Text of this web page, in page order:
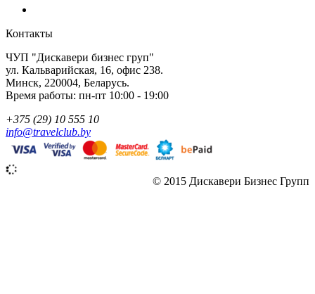
Контакты
ЧУП "Дискавери бизнес груп"
ул. Кальварийская, 16, офис 238.
Минск, 220004, Беларусь.
Время работы: пн-пт 10:00 - 19:00
+375 (29) 10 555 10
info@travelclub.by
© 2015 Дискавери Бизнес Групп